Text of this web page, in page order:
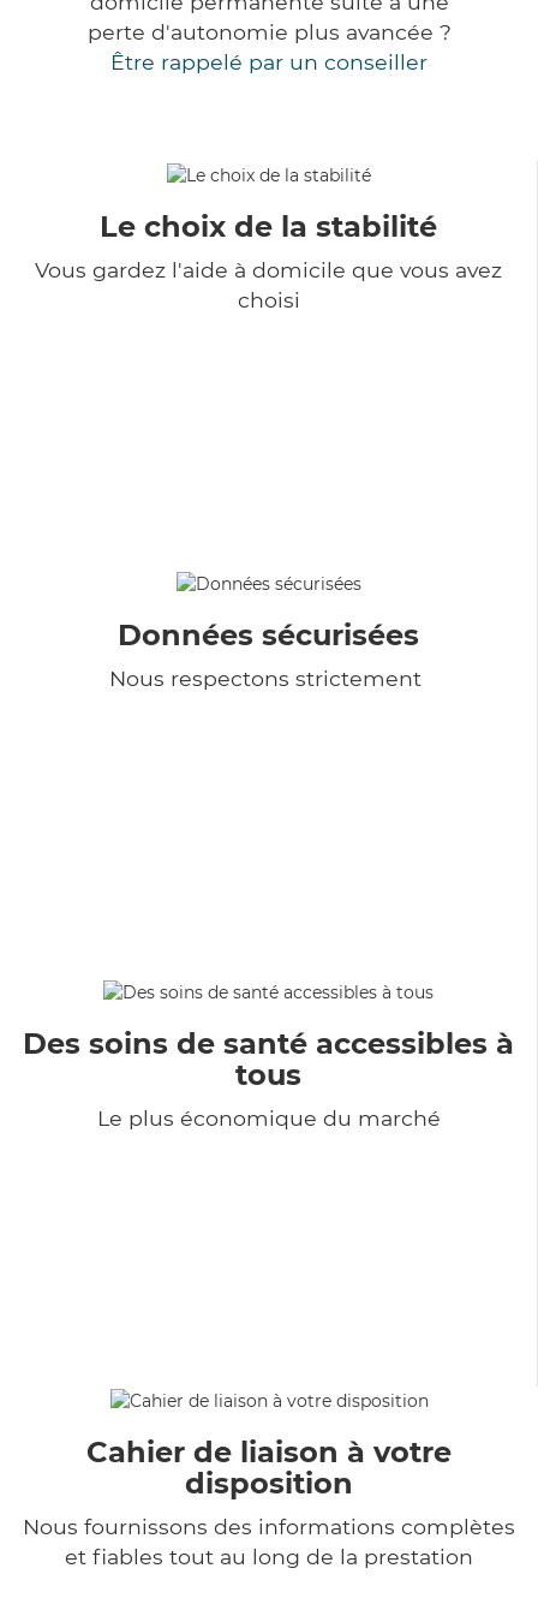
perte d'autonomie plus avancée ?
Être rappelé par un conseiller
Le choix de la stabilité
Vous gardez l'aide à domicile que vous avez
choisi
Données sécurisées
Nous respectons strictement
Des soins de santé accessibles à
tous
Le plus économique du marché
Cahier de liaison à votre
disposition
Nous fournissons des informations complètes
et fiables tout au long de la prestation